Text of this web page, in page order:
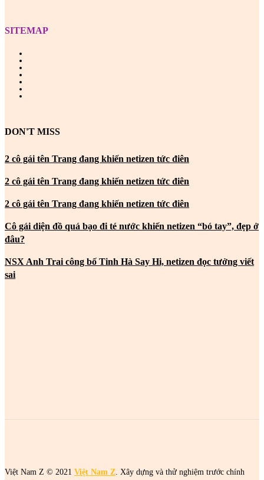
SITEMAP
DON'T MISS
2 cô gái tên Trang đang khiến netizen tức điên
2 cô gái tên Trang đang khiến netizen tức điên
2 cô gái tên Trang đang khiến netizen tức điên
Cô gái diện đồ quá bạo đi té nước khiến netizen “bó tay”, đẹp ở
đâu?
NSX Anh Trai công bố Tinh Hà Say Hi, netizen đọc tưởng viết
sai
Việt Nam Z © 2021 Việt Nam Z. Xây dựng và thử nghiệm trước chính